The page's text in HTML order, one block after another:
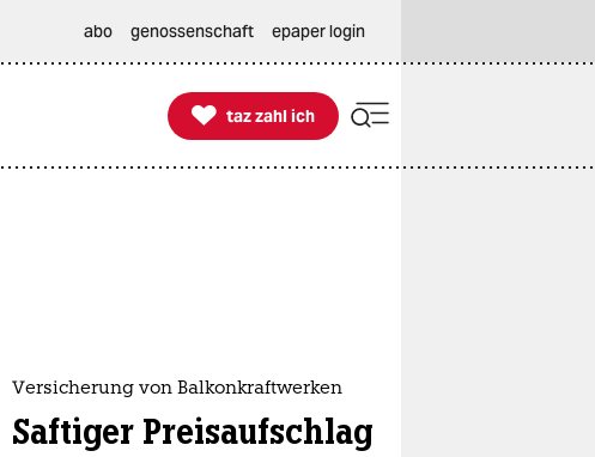
abo genossenschaft epaper login

taz zahl ich
taz zahl ich
Versicherung von Balkonkraftwerken
Saftiger Preisaufschlag